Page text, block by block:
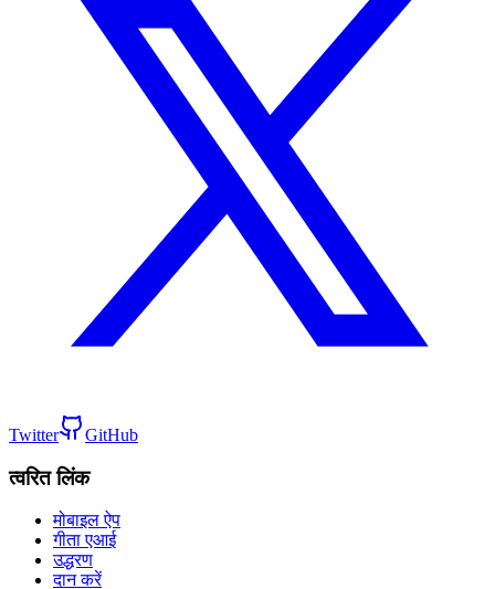
Twitter GitHub
त्वरित लिंक
मोबाइल ऐप
गीता एआई
उद्धरण
दान करें